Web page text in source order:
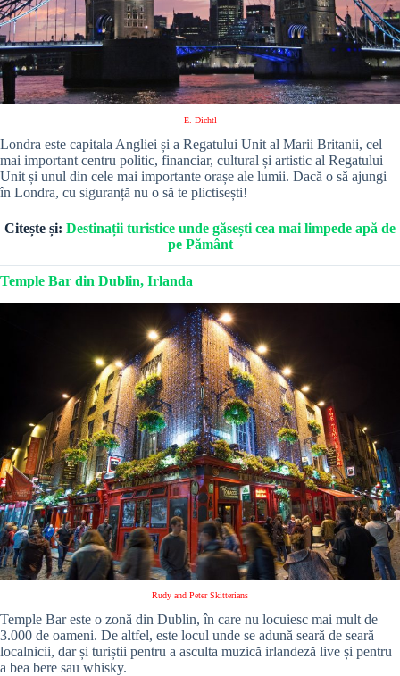
E. Dichtl
Londra este capitala Angliei și a Regatului Unit al Marii Britanii, cel
mai important centru politic, financiar, cultural și artistic al Regatului
Unit și unul din cele mai importante orașe ale lumii. Dacă o să ajungi
în Londra, cu siguranță nu o să te plictisești!
Citește și: Destinații turistice unde găsești cea mai limpede apă de
pe Pământ
Temple Bar din Dublin, Irlanda
Rudy and Peter Skitterians
Temple Bar este o zonă din Dublin, în care nu locuiesc mai mult de
3.000 de oameni. De altfel, este locul unde se adună seară de seară
localnicii, dar și turiștii pentru a asculta muzică irlandeză live și pentru
a bea bere sau whisky.